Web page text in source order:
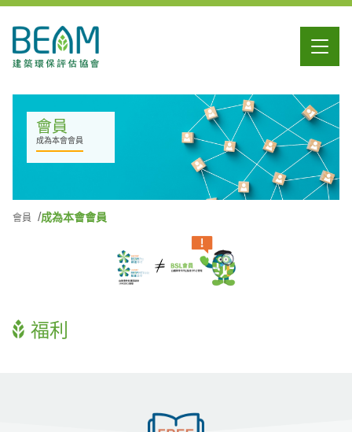
會員
成為本會會員
會員 成為本會會員
福利